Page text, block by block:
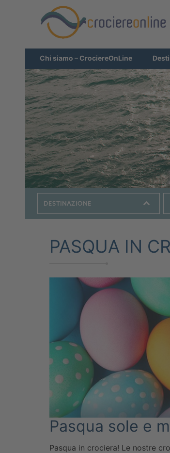
Chi siamo – CrociereOnLine
PASQUA IN
Pasqua sole e
Pasqua in crociera! Le nostre